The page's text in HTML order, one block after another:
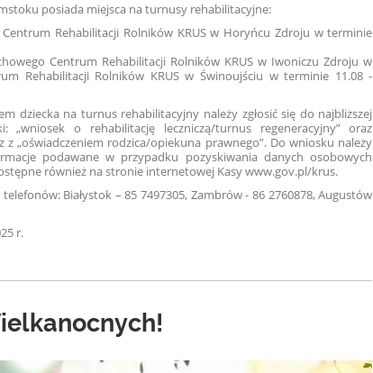
posiada miejsca na turnusy rehabilitacyjne:
Rehabilitacji Rolników KRUS w Horyńcu Zdroju w terminie
Centrum Rehabilitacji Rolników KRUS w Iwoniczu Zdroju w
Rehabilitacji Rolników KRUS w Świnoujściu w terminie 11.08 -
dziecka na turnus rehabilitacyjny należy zgłosić się do najbliższej
„wniosek o rehabilitację leczniczą/turnus regeneracyjny” oraz
z „oświadczeniem rodzica/opiekuna prawnego”. Do wniosku należy
podawane w przypadku pozyskiwania danych osobowych
również na stronie internetowej Kasy www.gov.pl/krus.
Białystok – 85 7497305, Zambrów - 86 2760878, Augustów
r.